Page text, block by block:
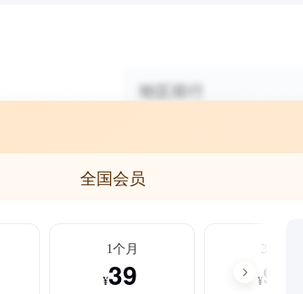
全国会员
1个月
¥39
3个月
¥99